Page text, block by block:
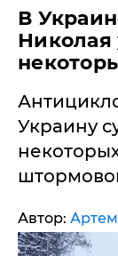
В
Николая
Украину
Автор: